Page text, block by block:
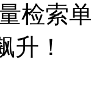
检索
升！